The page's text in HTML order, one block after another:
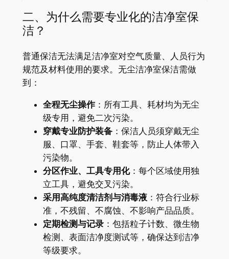
二、为什么需要专业化的洁净室保
洁？
普通保洁无法满足洁净室对空气质量、人员行为
规范及材料使用的要求。无尘洁净室保洁需做
到：
全程无尘操作：所有工具、耗材均为无尘
级专用，避免二次污染。
穿戴专业防护装备：保洁人员须穿戴无尘
服、口罩、手套、鞋套等，防止人体带入
污染物。
分区作业、工具专用化：每个区域使用独
立工具，避免交叉污染。
采用高纯度清洁剂与消毒液：符合行业标
准，不残留、不腐蚀、不影响产品品质。
定期检测与记录：包括粒子计数、微生物
检测、表面洁净度测试等，确保达到洁净
等级要求。